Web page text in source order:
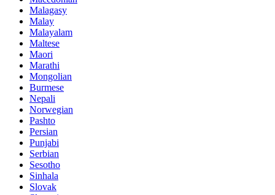
Malagasy
Malay
Malayalam
Maltese
Maori
Marathi
Mongolian
Burmese
Nepali
Norwegian
Pashto
Persian
Punjabi
Serbian
Sesotho
Sinhala
Slovak